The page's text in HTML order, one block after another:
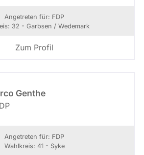
Angetreten für: FDP
32 - Garbsen / Wedemark
Zum Profil
Genthe
Angetreten für: FDP
Wahlkreis: 41 - Syke